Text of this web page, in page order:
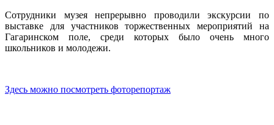
Сотрудники музея непрерывно проводили экскурсии по
выставке для участников торжественных мероприятий на
Гагаринском поле, среди которых было очень много
школьников и молодежи.
Здесь можно посмотреть фоторепортаж